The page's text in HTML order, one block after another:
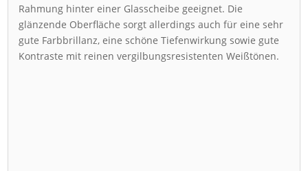
Rahmung hinter einer Glasscheibe geeignet. Die
glänzende Oberfläche sorgt allerdings auch für eine sehr
gute Farbbrillanz, eine schöne Tiefenwirkung sowie gute
Kontraste mit reinen vergilbungsresistenten Weißtönen.